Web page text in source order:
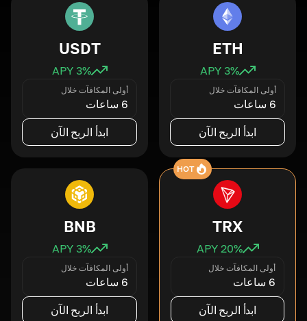
ETH
3% APY
أولى المكافآت خلال
6 ساعات
ابدأ الربح الآن
USDT
3% APY
أولى المكافآت خلال
6 ساعات
ابدأ الربح الآن
HOT
TRX
20% APY
أولى المكافآت خلال
6 ساعات
ابدأ الربح الآن
BNB
3% APY
أولى المكافآت خلال
6 ساعات
ابدأ الربح الآن